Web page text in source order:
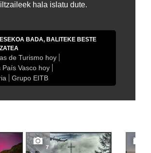
hala islatu dute.
BADA, BALITEKE BESTE
de Turismo hoy
País Vasco hoy
Grupo EITB
7